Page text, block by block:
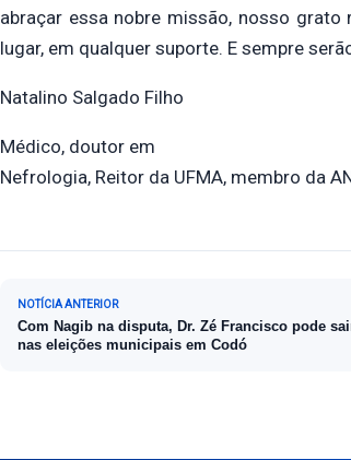
abraçar essa nobre missão, nosso
lugar, em qualquer suporte. E sempre
Natalino Salgado Filho
Médico, doutor em
Nefrologia, Reitor da UFMA, membro da
Navegação de Post
NOTÍCIA ANTERIOR
Com Nagib na disputa, Dr. Zé Francisco pode
nas eleições municipais em Codó